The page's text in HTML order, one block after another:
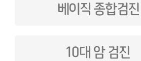
베이직 종합검진
10대 암 검진